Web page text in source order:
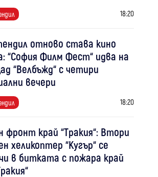
18:20
отново става кино
“София Филм Фест“ идва на
“Велбъжд“ с четири
вечери
18:20
фронт край “Тракия“: Втори
хеликоптер “Кугър“ се
в битката с пожара край